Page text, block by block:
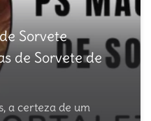
Sorvete
de Sorvete de
a certeza de um